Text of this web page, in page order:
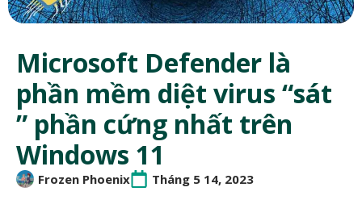
Microsoft Defender là
phần mềm diệt virus “sát
” phần cứng nhất trên
Windows 11
Frozen Phoenix Tháng 5 14, 2023